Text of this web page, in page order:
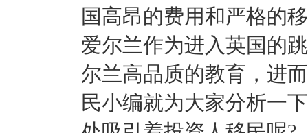
国高昂的费用和严格的
爱尔兰作为进入英国的
尔兰高品质的教育，进
民小编就为大家分析一